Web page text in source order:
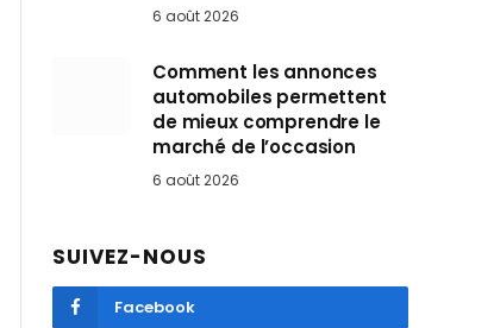
6 août 2026
Comment les annonces
automobiles permettent
de mieux comprendre le
marché de l’occasion
6 août 2026
SUIVEZ-NOUS
Facebook